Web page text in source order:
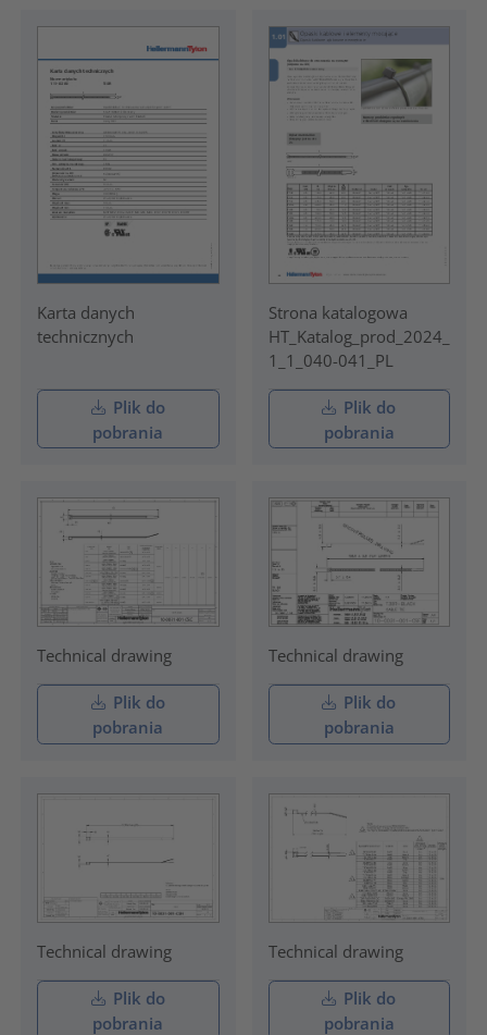
Karta danych
technicznych
Plik do
pobrania
Strona katalogowa
HT_Katalog_prod_2024_
1_1_040-041_PL
Plik do
pobrania
Technical drawing
Plik do
pobrania
Technical drawing
Plik do
pobrania
Technical drawing
Plik do
pobrania
Technical drawing
Plik do
pobrania